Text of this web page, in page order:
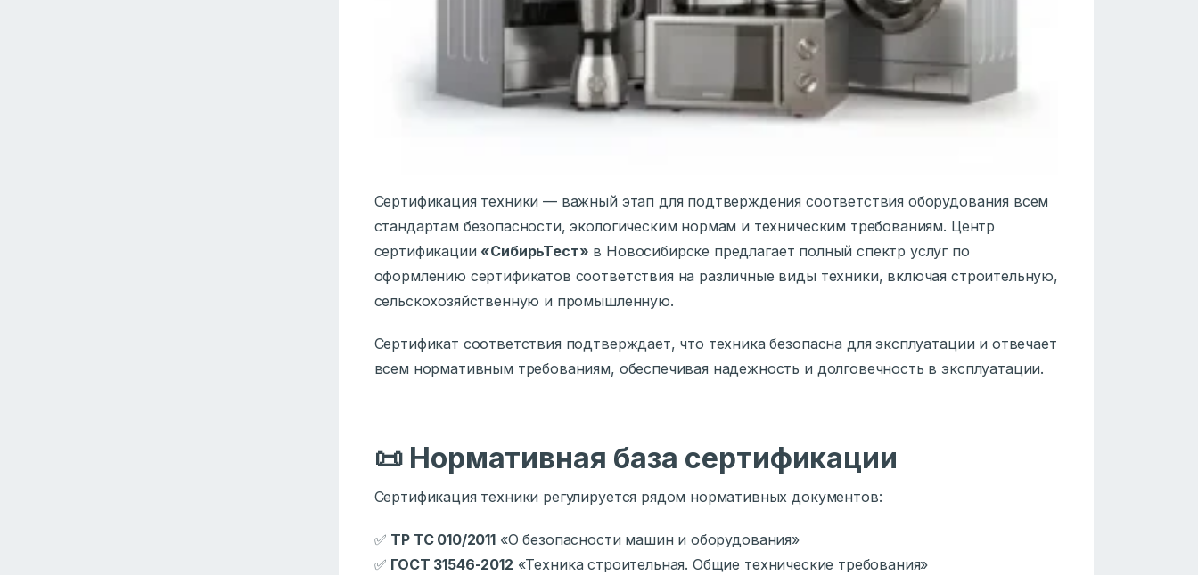
Сертификация техники — важный этап для подтверждения соответствия оборудования всем
стандартам безопасности, экологическим нормам и техническим требованиям. Центр
сертификации «СибирьТест» в Новосибирске предлагает полный спектр услуг по
оформлению сертификатов соответствия на различные виды техники, включая строительную,
сельскохозяйственную и промышленную.
Сертификат соответствия подтверждает, что техника безопасна для эксплуатации и отвечает
всем нормативным требованиям, обеспечивая надежность и долговечность в эксплуатации.
📜Нормативная база сертификации
Сертификация техники регулируется рядом нормативных документов:
✅ ТР ТС 010/2011«О безопасности машин и оборудования»
✅ ГОСТ 31546-2012 «Техника строительная. Общие технические требования»